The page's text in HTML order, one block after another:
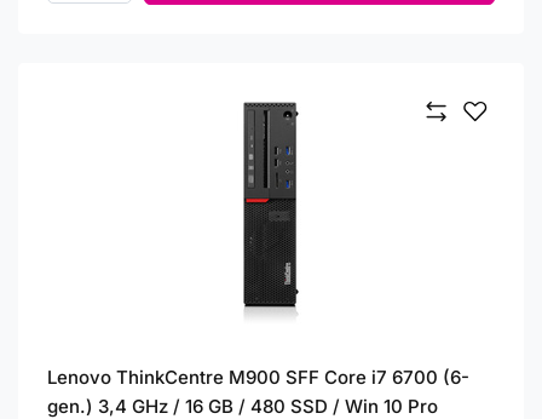
Lenovo ThinkCentre M900 SFF Core i7 6700 (6-
gen.) 3,4 GHz / 16 GB / 480 SSD / Win 10 Pro